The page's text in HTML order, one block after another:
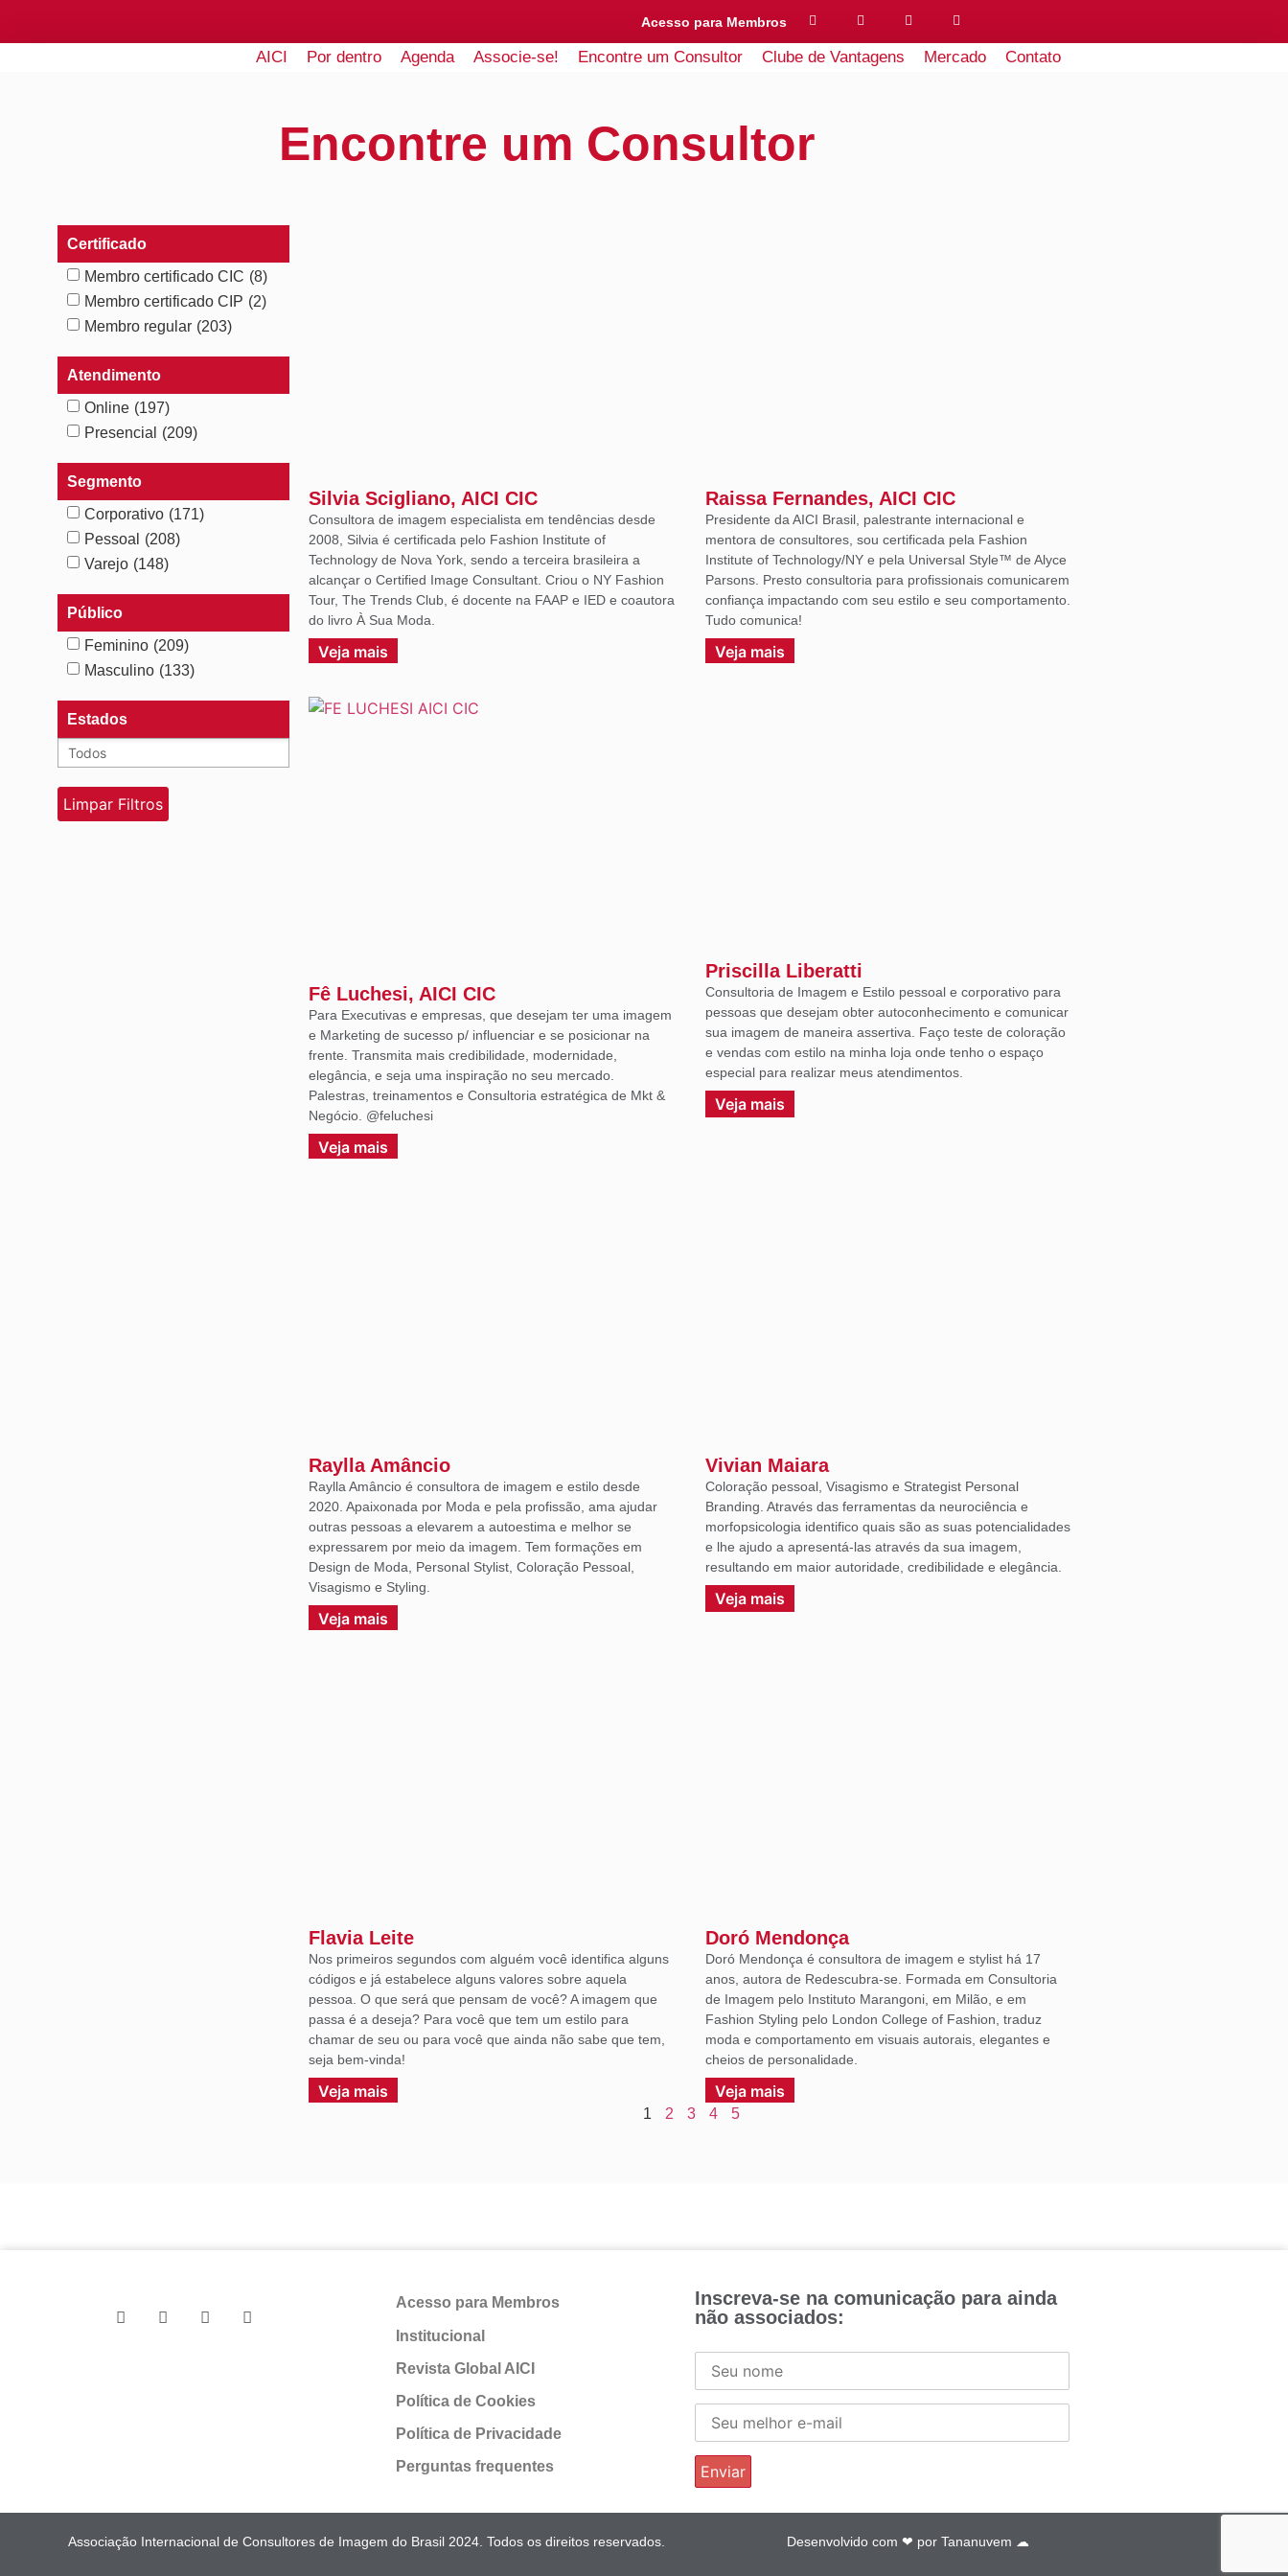
Acesso para Membros
AICI Por dentro Agenda Associe-se! Encontre um Consultor Clube de Vantagens Mercado Contato
Encontre um Consultor
Certificado
Membro certificado CIC (8)
Membro certificado CIP (2)
Membro regular (203)
Atendimento
Online (197)
Presencial
(209)
Segmento
Corporativo (171)
Pessoal
(208)
Varejo (148)
Público
Feminino (209)
Masculino (133)
Estados
Silvia Scigliano, AICI CIC
Consultora de imagem especialista em tendências desde
2008, Silvia é certificada pelo Fashion Institute of
Technology de Nova York, sendo a terceira brasileira a
alcançar o Certified Image Consultant. Criou o NY Fashion
Tour, The Trends Club, é docente na FAAP e IED e coautora
do livro À Sua Moda.
Veja mais
Raissa Fernandes, AICI CIC
Presidente da AICI Brasil, palestrante internacional e
mentora de consultores, sou certificada pela Fashion
Institute of Technology/NY e pela Universal Style™ de Alyce
Parsons. Presto consultoria para profissionais comunicarem
confiança impactando com seu estilo e seu comportamento.
Tudo comunica!
Veja mais
Fê Luchesi, AICI CIC
Para Executivas e empresas, que desejam ter uma imagem
e Marketing de sucesso p/ influenciar e se posicionar na
frente. Transmita mais credibilidade, modernidade,
elegância, e seja uma inspiração no seu mercado.
Palestras, treinamentos e Consultoria estratégica de Mkt &
Negócio. @feluchesi
Veja mais
Priscilla Liberatti
Consultoria de Imagem e Estilo pessoal e corporativo para
pessoas que desejam obter autoconhecimento e comunicar
sua imagem de maneira assertiva. Faço teste de coloração
e vendas com estilo na minha loja onde tenho o espaço
especial para realizar meus atendimentos.
Veja mais
Raylla Amâncio
Raylla Amâncio é consultora de imagem e estilo desde
2020. Apaixonada por Moda e pela profissão, ama ajudar
outras pessoas a elevarem a autoestima e melhor se
expressarem por meio da imagem. Tem formações em
Design de Moda, Personal Stylist, Coloração Pessoal,
Visagismo e Styling.
Veja mais
Vivian Maiara
Coloração pessoal, Visagismo e Strategist Personal
Branding. Através das ferramentas da neurociência e
morfopsicologia identifico quais são as suas potencialidades
e lhe ajudo a apresentá-las através da sua imagem,
resultando em maior autoridade, credibilidade e elegância.
Veja mais
Flavia Leite
Nos primeiros segundos com alguém você identifica alguns
códigos e já estabelece alguns valores sobre aquela
pessoa. O que será que pensam de você? A imagem que
passa é a deseja? Para você que tem um estilo para
chamar de seu ou para você que ainda não sabe que tem,
seja bem-vinda!
Veja mais
Doró Mendonça
Doró Mendonça é consultora de imagem e stylist há 17
anos, autora de Redescubra-se. Formada em Consultoria
de Imagem pelo Instituto Marangoni, em Milão, e em
Fashion Styling pelo London College of Fashion, traduz
moda e comportamento em visuais autorais, elegantes e
cheios de personalidade.
Veja mais
1 2 3 4 5
Acesso para Membros
Institucional
Revista Global AICI
Política de Cookies
Política de Privacidade
Perguntas frequentes
Inscreva-se na comunicação para ainda
não associados:
Associação Internacional de Consultores de Imagem do Brasil 2024. Todos os direitos reservados. Desenvolvido com ❤ por Tananuvem ☁